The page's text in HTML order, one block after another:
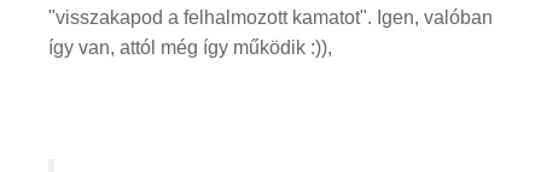
"visszakapod a felhalmozott kamatot". Igen, valóban
így van, attól még így működik :)),